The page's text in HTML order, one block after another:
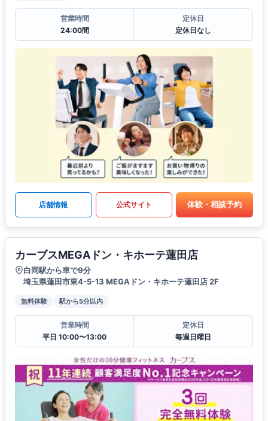
営業時間
24:00間
定休日
定休日なし
店舗情報 公式サイト 体験・相談予約
カーブスMEGAドン・キホーテ蓮田店
白岡駅から車で9分
埼玉県蓮田市東4-5-13 MEGAドン・キホーテ蓮田店 2F
無料体験 駅から5分以内
営業時間
平日 10:00〜13:00
定休日
毎週日曜日